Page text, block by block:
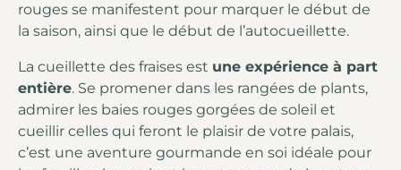
rouges se manifestent pour marquer le début de
la saison, ainsi que le début de l’autocueillette.
La cueillette des fraises est une expérience à part
entière. Se promener dans les rangées de plants,
admirer les baies rouges gorgées de soleil et
cueillir celles qui feront le plaisir de votre palais,
c’est une aventure gourmande en soi idéale pour